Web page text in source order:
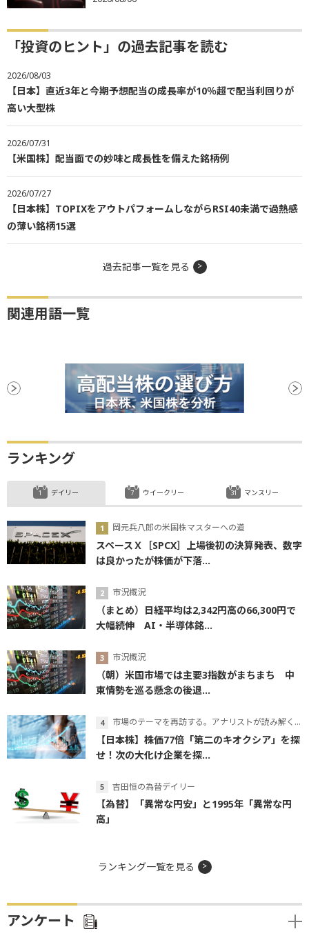
「投資のヒント」の過去記事を読む
2026/08/03
【日本】直近3年と今期予想配当の成長率が10％超で配当利回りが
高い大型株
2026/07/31
【米国株】配当面での妙味と成長性を備えた銘柄例
2026/07/27
【日本株】TOPIXをアウトパフォームしながらRSI40未満で過熱感
の薄い銘柄15選
過去記事一覧を見る
関連用語一覧
ランキング
デイリー
岡元兵八郎の米国株マスターへの道
スペースＸ［SPCX］上場後初の決算発表、数字
は良かったが株価が下落...
市況概況
（まとめ）日経平均は2,342円高の66,300円で
大幅続伸 AI・半導体銘...
市況概況
（朝）米国市場では主要3指数がまちまち 中
東情勢を巡る懸念の後退...
市場のテーマを再訪する。アナリストが読み解くテーマの本質
【日本株】株価77倍「第二のキオクシア」を探
せ！次の大化け企業を探...
吉田恒の為替デイリー
【為替】「異常な円安」と1995年「異常な円
高」
ウイークリー マンスリー
ランキング一覧を見る
アンケート